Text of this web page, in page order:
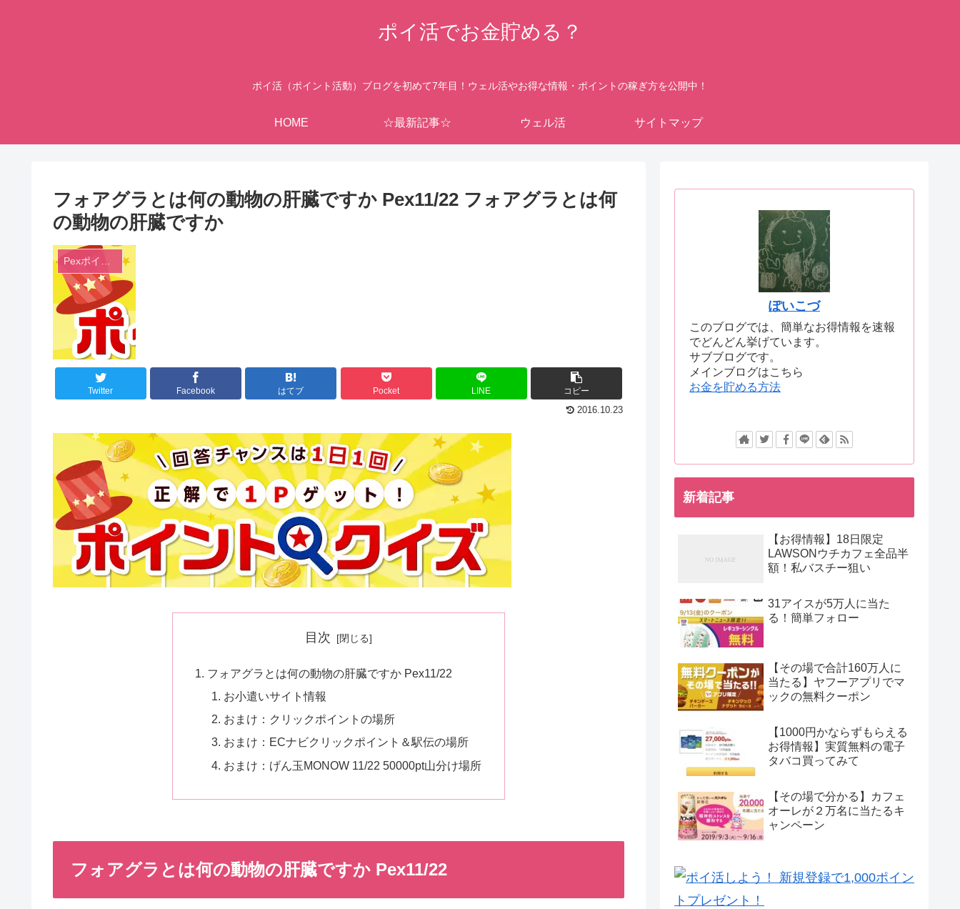
ポイ活でお金貯める？
ポイ活（ポイント活動）ブログを初めて7年目！ウェル活やお得な情報・ポイントの稼ぎ方を公開中！
HOME ☆最新記事☆ ウェル活 サイトマップ
フォアグラとは何の動物の肝臓ですか Pex11/22 フォアグラとは何
の動物の肝臓ですか
Pexポイントクイズ
Twitter Facebook はてブ Pocket LINE
コピー
2016.10.23
目次
フォアグラとは何の動物の肝臓ですか Pex11/22
お小遣いサイト情報
おまけ：クリックポイントの場所
おまけ：ECナビクリックポイント＆駅伝の場所
おまけ：げん玉MONOW 11/22 50000pt山分け場所
フォアグラとは何の動物の肝臓ですか Pex11/22
ぽいこづ
このブログでは、簡単なお得情報を速報
でどんどん挙げています。
サブブログです。
メインブログはこちら
お金を貯める方法
新着記事
【お得情報】18日限定
LAWSONウチカフェ全品半
額！私バスチー狙い
31アイスが5万人に当た
る！簡単フォロー
【その場で合計160万人に
当たる】ヤフーアプリでマ
ックの無料クーポン
【1000円かならずもらえる
お得情報】実質無料の電子
タバコ買ってみて
【その場で分かる】カフェ
オーレが２万名に当たるキ
ャンペーン